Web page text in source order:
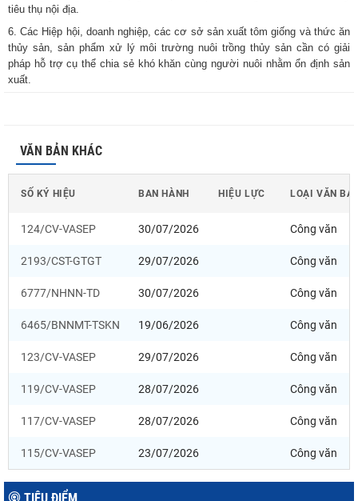
tiêu thụ nội địa.
6. Các Hiệp hội, doanh nghiệp, các cơ sở sản xuất tôm giống và thức ăn
thủy sản, sản phẩm xử lý môi trường nuôi trồng thủy sản cần có giải
pháp hỗ trợ cụ thể chia sẻ khó khăn cùng người nuôi nhằm ổn định sản
xuất.
VĂN BẢN KHÁC
SỐ KÝ HIỆU BAN HÀNH HIỆU LỰC LOẠI VĂN
124/CV-VASEP 30/07/2026 Công văn
2193/CST-GTGT 29/07/2026 Công văn
6777/NHNN-TD 30/07/2026 Công văn
6465/BNNMT-TSKN 19/06/2026 Công văn
123/CV-VASEP 29/07/2026 Công văn
119/CV-VASEP 28/07/2026 Công văn
117/CV-VASEP 28/07/2026 Công văn
115/CV-VASEP 23/07/2026 Công văn